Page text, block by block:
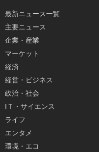
最新ニュース一覧
主要ニュース
企業・産業
マーケット
経済
経営・ビジネス
政治・社会
IＴ・サイエンス
ライフ
エンタメ
環境・エコ